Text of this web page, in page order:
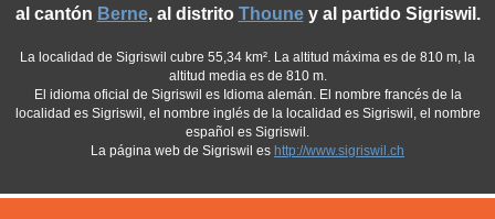
al cantón Berne, al distrito Thouney al partido Sigriswil.
La localidad de Sigriswil cubre 55,34 km². La altitud máxima es de 810 m, la
altitud media es de 810 m.
El idioma oficial de Sigriswil es Idioma alemán. El nombre francés de la
localidad es Sigriswil, el nombre inglés de la localidad es Sigriswil, el nombre
español es Sigriswil.
La página web de Sigriswil es http://www.sigriswil.ch